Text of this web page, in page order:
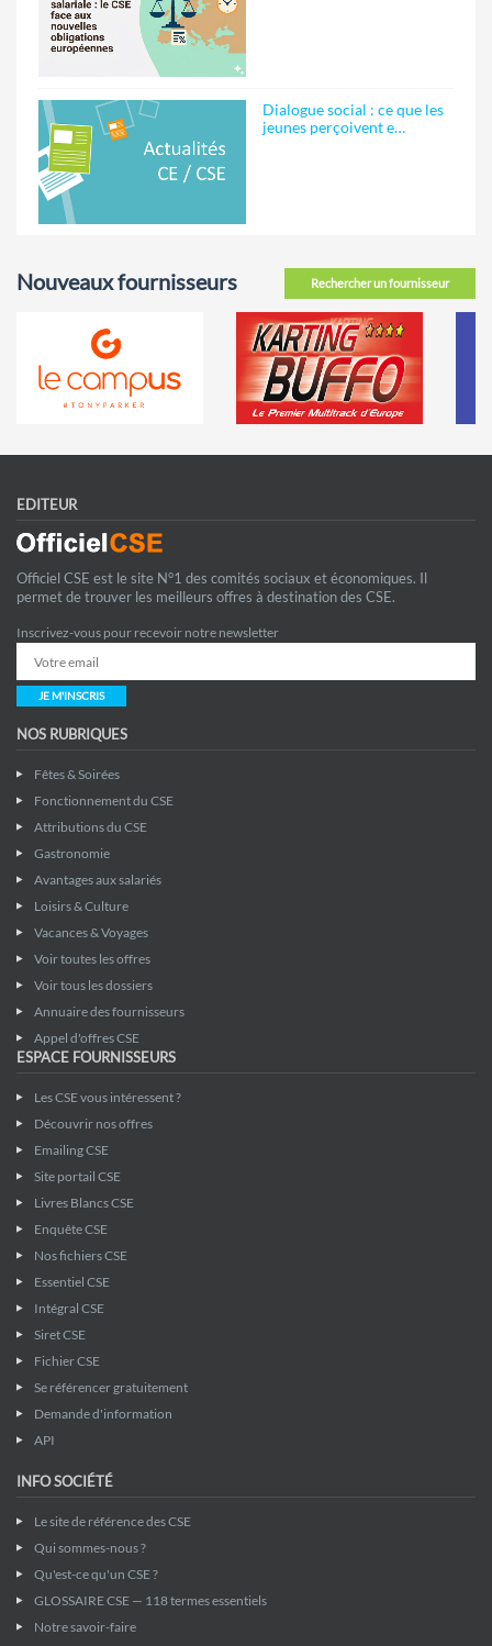
Dialogue social : ce que les
jeunes perçoivent e…
Rechercher un fournisseur
Nouveaux fournisseurs
EDITEUR
Officiel CSE est le site N°1 des comités sociaux et économiques. Il
permet de trouver les meilleurs offres à destination des CSE.
Inscrivez-vous pour recevoir notre newsletter
JE M'INSCRIS
NOS RUBRIQUES
Fêtes & Soirées
Fonctionnement du CSE
Attributions du CSE
Gastronomie
Avantages aux salariés
Loisirs & Culture
Vacances & Voyages
Voir toutes les offres
Voir tous les dossiers
Annuaire des fournisseurs
Appel d'offres CSE
ESPACE FOURNISSEURS
Les CSE vous intéressent ?
Découvrir nos offres
Emailing CSE
Site portail CSE
Livres Blancs CSE
Enquête CSE
Nos fichiers CSE
Essentiel CSE
Intégral CSE
Siret CSE
Fichier CSE
Se référencer gratuitement
Demande d'information
API
INFO SOCIÉTÉ
Le site de référence des CSE
Qui sommes-nous ?
Qu'est-ce qu'un CSE ?
GLOSSAIRE CSE — 118 termes essentiels
Notre savoir-faire